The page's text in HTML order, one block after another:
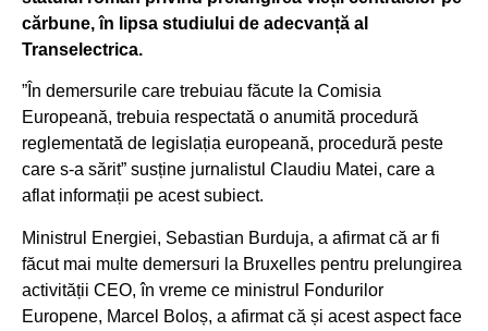
cărbune, în lipsa studiului de adecvanță al
Transelectrica.
”În demersurile care trebuiau făcute la Comisia
Europeană, trebuia respectată o anumită procedură
reglementată de legislația europeană, procedură peste
care s-a sărit” susține jurnalistul Claudiu Matei, care a
aflat informații pe acest subiect.
Ministrul Energiei, Sebastian Burduja, a afirmat că ar fi
făcut mai multe demersuri la Bruxelles pentru prelungirea
activității CEO, în vreme ce ministrul Fondurilor
Europene, Marcel Boloș, a afirmat că și acest aspect face